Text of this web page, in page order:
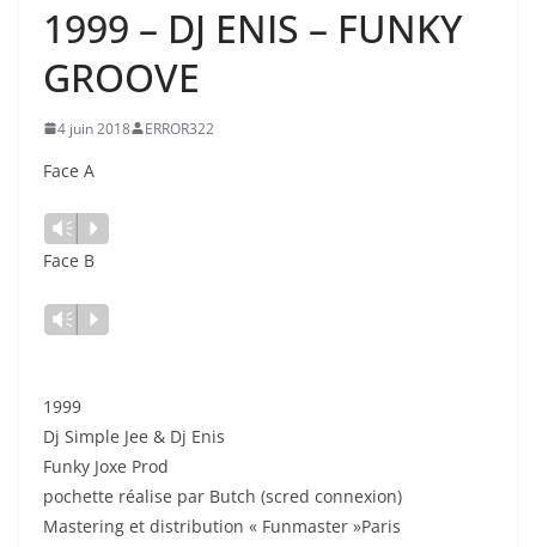
1999 – DJ ENIS – FUNKY
GROOVE
4 juin 2018 ERROR322
Face A
Lecteur
audio
Vm P
Face B
Lecteur
Vm P
1999
Dj Simple Jee & Dj Enis
Funky Joxe Prod
pochette réalise par Butch (scred connexion)
Mastering et distribution « Funmaster »Paris